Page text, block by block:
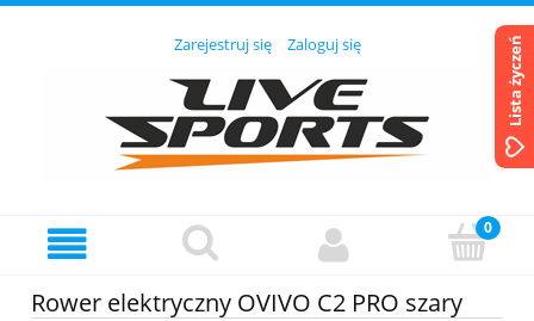
Zarejestruj się Zaloguj się
Rower elektryczny OVIVO C2 PRO szary
Lista życzeń